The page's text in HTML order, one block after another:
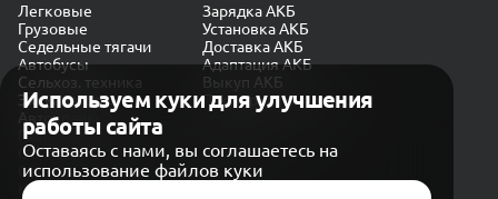
Используем куки для улучшения
работы сайта
Оставаясь с нами, вы соглашаетесь на
использование файлов куки
Легковые
Грузовые
Седельные тягачи
Автобусы
Сельхоз. техника
Экскаваторы
Автокраны
Зарядка АКБ
Установка АКБ
Доставка АКБ
Адаптация АКБ
Выкуп АКБ
Проверка генератора
Политика конфиденциальности
Обработка персональных данных
Согласие на обработку в «Яндекс.Метрика»
Карта сайта